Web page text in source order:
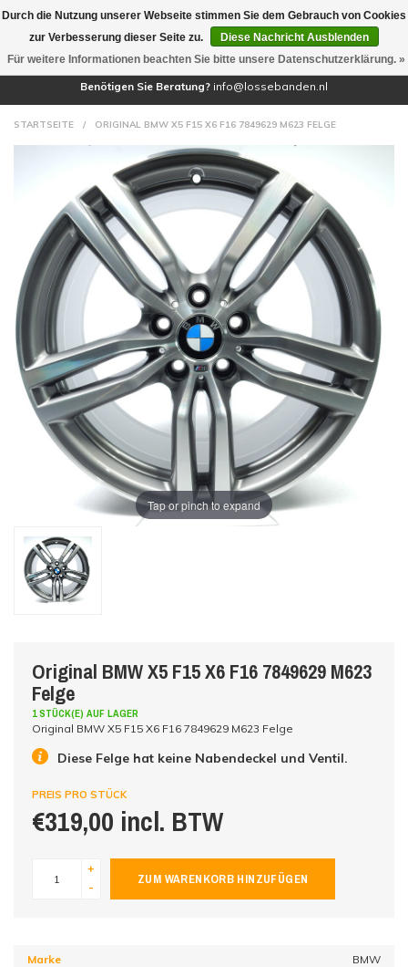
(0)
Benötigen Sie Beratung? info@lossebanden.nl
STARTSEITE / ORIGINAL BMW X5 F15 X6 F16 7849629 M623 FELGE
Tap or pinch to expand
Original BMW X5 F15 X6 F16 7849629 M623
Felge
1 STÜCK(E) AUF LAGER
Original BMW X5 F15 X6 F16 7849629 M623 Felge
Diese Felge hat keine Nabendeckel und Ventil.
PREIS PRO STÜCK
€319,00 incl. BTW
+
-
ZUM WARENKORB HINZUFÜGEN
Marke BMW
Durch die Nutzung unserer Webseite stimmen Sie dem Gebrauch von Cookies
zur Verbesserung dieser Seite zu.
Diese Nachricht Ausblenden
Für weitere Informationen beachten Sie bitte unsere Datenschutzerklärung. »